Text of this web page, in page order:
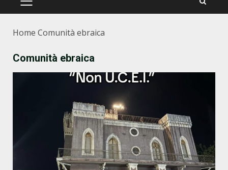
PRIMÄRES
Home Comunità ebraica
Comunità ebraica